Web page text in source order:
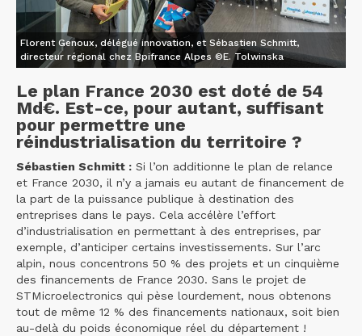
Florent Genoux, délégué innovation, et Sébastien Schmitt,
directeur régional chez Bpifrance Alpes ©E. Tolwinska
Le plan France 2030 est doté de 54
Md€. Est-ce, pour autant, suffisant
pour permettre une
réindustrialisation du territoire ?
Sébastien Schmitt : Si l’on additionne le plan de relance
et France 2030, il n’y a jamais eu autant de financement de
la part de la puissance publique à destination des
entreprises dans le pays. Cela accélère l’effort
d’industrialisation en permettant à des entreprises, par
exemple, d’anticiper certains investissements. Sur l’arc
alpin, nous concentrons 50 % des projets et un cinquième
des financements de France 2030. Sans le projet de
STMicroelectronics qui pèse lourdement, nous obtenons
tout de même 12 % des financements nationaux, soit bien
au-delà du poids économique réel du département !